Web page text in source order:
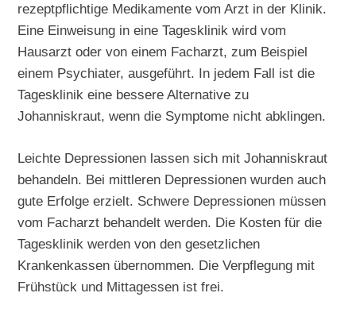
rezeptpflichtige Medikamente vom Arzt in der Klinik.
Eine Einweisung in eine Tagesklinik wird vom
Hausarzt oder von einem Facharzt, zum Beispiel
einem Psychiater, ausgeführt. In jedem Fall ist die
Tagesklinik eine bessere Alternative zu
Johanniskraut, wenn die Symptome nicht abklingen.
Leichte Depressionen lassen sich mit Johanniskraut
behandeln. Bei mittleren Depressionen wurden auch
gute Erfolge erzielt. Schwere Depressionen müssen
vom Facharzt behandelt werden. Die Kosten für die
Tagesklinik werden von den gesetzlichen
Krankenkassen übernommen. Die Verpflegung mit
Frühstück und Mittagessen ist frei.